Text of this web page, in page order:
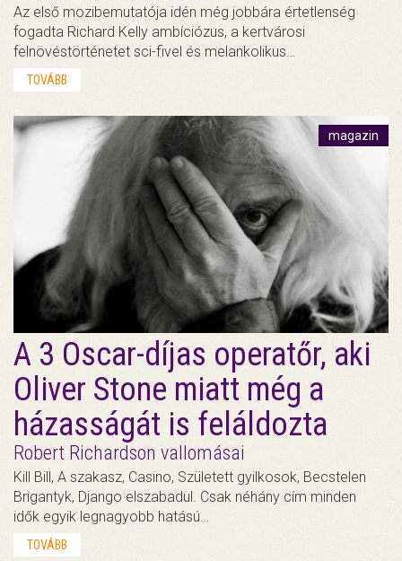
Az első mozibemutatója idén még jobbára értetlenség
fogadta Richard Kelly ambíciózus, a kertvárosi
felnövéstörténetet sci-fivel és melankolikus…
TOVÁBB
magazin
A 3 Oscar-díjas operatőr, aki
Oliver Stone miatt még a
házasságát is feláldozta
Robert Richardson vallomásai
Kill Bill, A szakasz, Casino, Született gyilkosok, Becstelen
Brigantyk, Django elszabadul. Csak néhány cím minden
idők egyik legnagyobb hatású…
TOVÁBB